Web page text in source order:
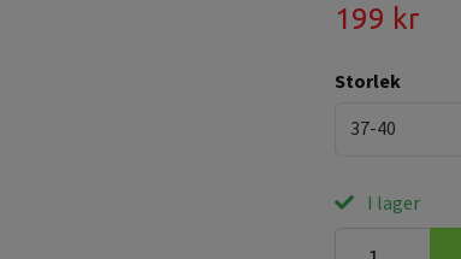
199 kr
Storlek
37-40
I lager